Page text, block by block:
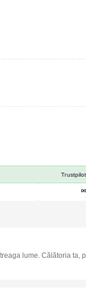
Trustpilot
lume. Călătoria ta,